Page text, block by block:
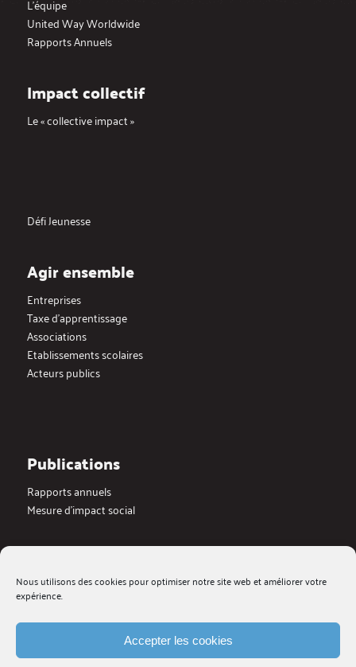
Nous utilisons des cookies pour optimiser notre site web et améliorer votre
expérience.
Accepter les cookies
L’équipe
United Way Worldwide
Rapports Annuels
Impact collectif
Le « collective impact »
Défi Jeunesse
Agir ensemble
Entreprises
Taxe d’apprentissage
Associations
Etablissements scolaires
Acteurs publics
Publications
Rapports annuels
Mesure d’impact social
Dernières actualités
Blog
Medias